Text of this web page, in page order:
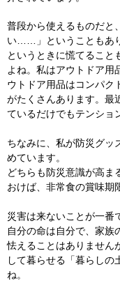
普段から使えるものだと
い……」ということもあ
というときに慌てること
よね。私はアウトドア用
ウトドア用品はコンパク
がたくさんあります。最
ているだけでもテンショ
ちなみに、私が防災グッ
めています。
どちらも防災意識が高ま
おけば、非常食の賞味期
災害は来ないことが一番
自分の命は自分で、家族
怯えることはありませ
して暮らせる「暮らしの
ね。